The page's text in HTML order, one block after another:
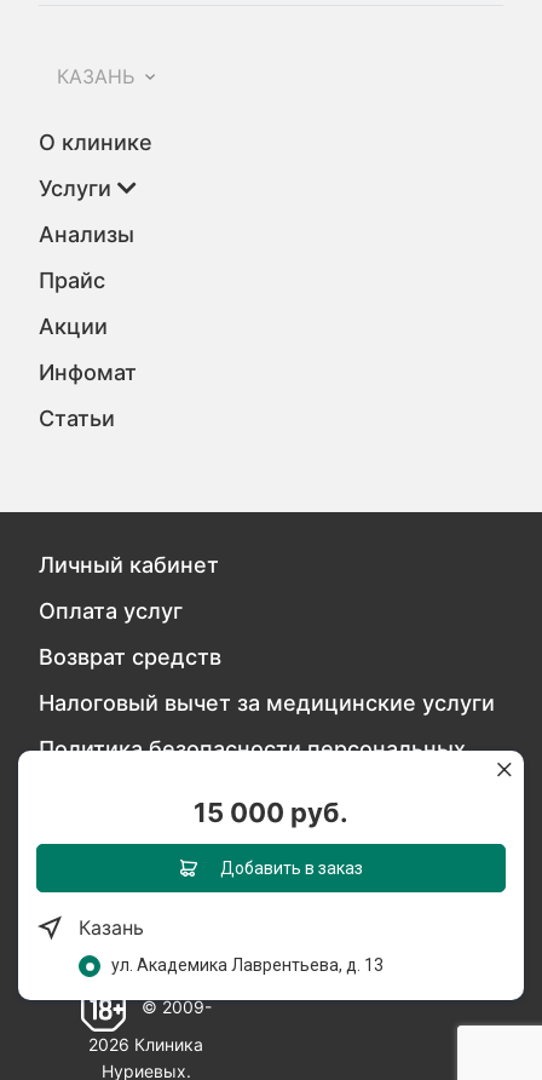
15 000 руб.
Добавить в заказ
Казань
ул. Академика Лаврентьева, д. 13
КАЗАНЬ
О клинике
Услуги
Анализы
Прайс
Акции
Инфомат
Статьи
Личный кабинет
Оплата услуг
Возврат средств
Налоговый вычет за медицинские услуги
Политика безопасности персональных
Обратитесь в службу качества
Мы в социальных сетях:
© 2009-
2026 Клиника
Нуриевых.